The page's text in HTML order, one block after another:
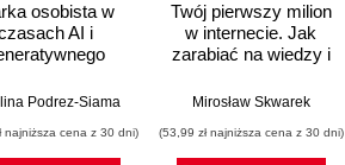
osobista w
AI i
Podrez-Siama
najniższa cena z 30 dni)
Twój pierwszy milion
w internecie. Jak
zarabiać na wiedzy i
wykorzystać swój
Mirosław Skwarek
(53,99 zł najniższa cena z 30 dni)